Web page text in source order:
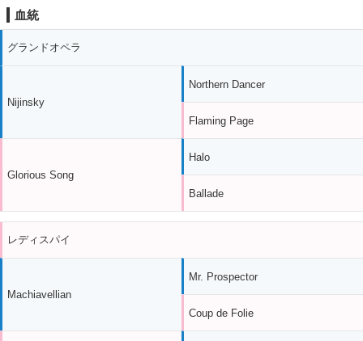
血統
グランドオペラ
Nijinsky
Glorious Song
Northern Dancer
Flaming Page
Halo
Ballade
レディスパイ
Machiavellian
Mr. Prospector
Coup de Folie